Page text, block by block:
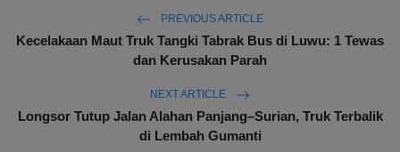
PREVIOUS ARTICLE
Kecelakaan Maut Truk Tangki Tabrak Bus di Luwu: 1 Tewas
dan Kerusakan Parah
NEXT ARTICLE
Longsor Tutup Jalan Alahan Panjang–Surian, Truk Terbalik
di Lembah Gumanti